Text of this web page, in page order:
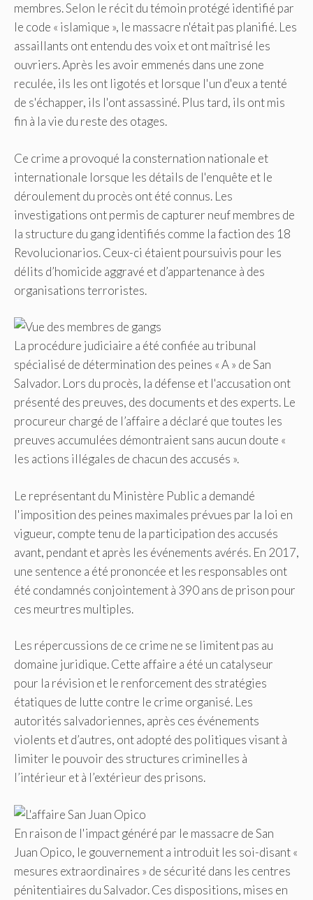
membres. Selon le récit du témoin protégé identifié par
le code « islamique », le massacre n'était pas planifié. Les
assaillants ont entendu des voix et ont maîtrisé les
ouvriers. Après les avoir emmenés dans une zone
reculée, ils les ont ligotés et lorsque l'un d'eux a tenté
de s'échapper, ils l'ont assassiné. Plus tard, ils ont mis
fin à la vie du reste des otages.
Ce crime a provoqué la consternation nationale et
internationale lorsque les détails de l'enquête et le
déroulement du procès ont été connus. Les
investigations ont permis de capturer neuf membres de
la structure du gang identifiés comme la faction des 18
Revolucionarios. Ceux-ci étaient poursuivis pour les
délits d’homicide aggravé et d’appartenance à des
organisations terroristes.
La procédure judiciaire a été confiée au tribunal
spécialisé de détermination des peines « A » de San
Salvador. Lors du procès, la défense et l'accusation ont
présenté des preuves, des documents et des experts. Le
procureur chargé de l’affaire a déclaré que toutes les
preuves accumulées démontraient sans aucun doute «
les actions illégales de chacun des accusés ».
Le représentant du Ministère Public a demandé
l'imposition des peines maximales prévues par la loi en
vigueur, compte tenu de la participation des accusés
avant, pendant et après les événements avérés. En 2017,
une sentence a été prononcée et les responsables ont
été condamnés conjointement à 390 ans de prison pour
ces meurtres multiples.
Les répercussions de ce crime ne se limitent pas au
domaine juridique. Cette affaire a été un catalyseur
pour la révision et le renforcement des stratégies
étatiques de lutte contre le crime organisé. Les
autorités salvadoriennes, après ces événements
violents et d’autres, ont adopté des politiques visant à
limiter le pouvoir des structures criminelles à
l’intérieur et à l’extérieur des prisons.
En raison de l'impact généré par le massacre de San
Juan Opico, le gouvernement a introduit les soi-disant «
mesures extraordinaires » de sécurité dans les centres
pénitentiaires du Salvador. Ces dispositions, mises en